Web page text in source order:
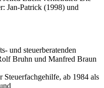
Jan-Patrick (1998) und
und steuerberatenden
Bruhn und Manfred Braun
Steuerfachgehilfe, ab 1984 als